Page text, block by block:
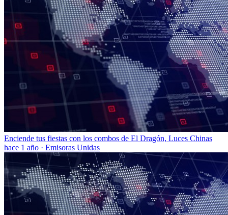
Enciende tus fiestas con los combos de El Dragón, Luces Chinas
hace 1 año · Emisoras Unidas